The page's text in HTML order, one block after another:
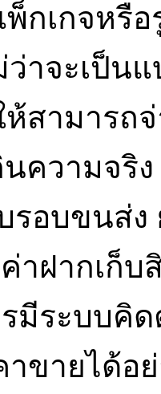
พ็กเกจหรื
าจะเป็น
สามารถ
ความจริ
รอบขนส่ง
าฝากเก็
มีระบบคิ
าขายได้อ